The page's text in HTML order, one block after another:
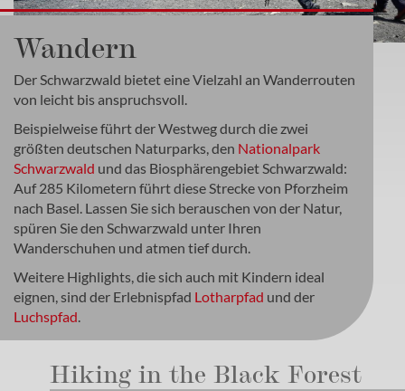
Wandern
Der Schwarzwald bietet eine Vielzahl an Wanderrouten
von leicht bis anspruchsvoll.
Beispielweise führt der Westweg durch die zwei
größten deutschen Naturparks, den Nationalpark
Schwarzwald und das Biosphärengebiet Schwarzwald:
Auf 285 Kilometern führt diese Strecke von Pforzheim
nach Basel. Lassen Sie sich berauschen von der Natur,
spüren Sie den Schwarzwald unter Ihren
Wanderschuhen und atmen tief durch.
Weitere Highlights, die sich auch mit Kindern ideal
eignen, sind der Erlebnispfad Lotharpfad und der
Luchspfad
Hiking in the Black Forest